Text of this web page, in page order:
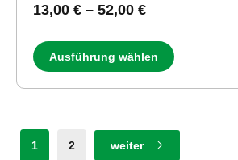
13,00 € – 52,00 €
Ausführung wählen
1 2 weiter